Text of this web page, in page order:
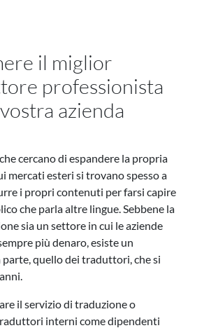
il miglior
professionista
azienda
cercano di espandere la propria
mercati esteri si trovano spesso a
i propri contenuti per farsi capire
che parla altre lingue. Sebbene la
sia un settore in cui le aziende
più denaro, esiste un
parte, quello dei traduttori, che si
il servizio di traduzione o
interni come dipendenti